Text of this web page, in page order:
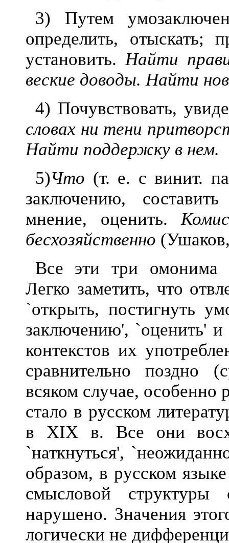
3) Путем
определить, отыскать;
установить.Найти
веские доводы. Найти
4) Почувствовать,
словах ни тени
Найти поддержку в нем.
5)Что (т. е. с винит.
заключению,
мнение, оценить.
бесхозяйственно
Все эти три омонима
Легко заметить, что
`открыть, постигнуть
заключению', `оценить'
контекстов их
сравнительно поздно
всяком случае, особенно
стало в русском
в XIX в. Все они
`наткнуться',
образом, в русском
смысловой
нарушено. Значения
логически не